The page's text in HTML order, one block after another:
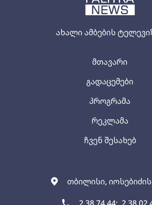
ახალი ამბების
თბილისი, იოსებიძის
მთავარი
გადაცემები
პროგრამა
რეკლამა
ჩვენ შესახებ